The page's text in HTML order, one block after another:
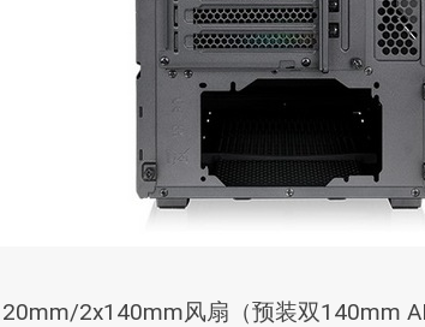
2x140mm风扇（预装双140mm